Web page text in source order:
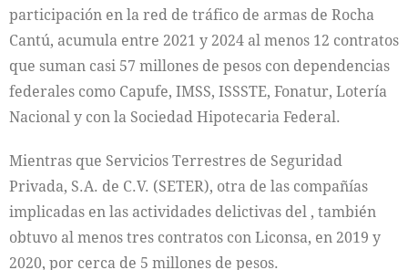
participación en la red de tráfico de armas de Rocha
Cantú, acumula entre 2021 y 2024 al menos 12 contratos
que suman casi 57 millones de pesos con dependencias
federales como Capufe, IMSS, ISSSTE, Fonatur, Lotería
Nacional y con la Sociedad Hipotecaria Federal.
Mientras que Servicios Terrestres de Seguridad
Privada, S.A. de C.V. (SETER), otra de las compañías
implicadas en las actividades delictivas del , también
obtuvo al menos tres contratos con Liconsa, en 2019 y
2020, por cerca de 5 millones de pesos.